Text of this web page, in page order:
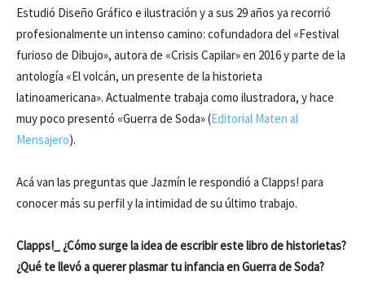
Estudió Diseño Gráfico e ilustración y a sus 29 años ya recorrió
profesionalmente un intenso camino: cofundadora del «Festival
furioso de Dibujo», autora de «Crisis Capilar» en 2016 y parte de la
antología «El volcán, un presente de la historieta
latinoamericana». Actualmente trabaja como ilustradora, y hace
muy poco presentó «Guerra de Soda» (Editorial Maten al
Mensajero).
Acá van las preguntas que Jazmín le respondió a Clapps! para
conocer más su perfil y la intimidad de su último trabajo.
Clapps!_ ¿Cómo surge la idea de escribir este libro de historietas?
¿Qué te llevó a querer plasmar tu infancia en Guerra de Soda?